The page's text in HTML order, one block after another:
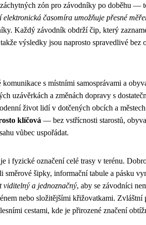
zón pro závodníky po doběhu —
elektronická časomíra umožňuje přesné
Každý závodník obdrží čip, který
výsledky jsou naprosto spravedlivé bez
s místními samosprávami a
uzávěrkách a změnách dopravy s
život lidí v dotčených obcích a
klíčová — bez vstřícnosti starostů,
vůbec uspořádat.
i fyzické označení celé trasy v terénu.
směrové šipky, informační tabule a pásku
viditelný a jednoznačný, aby se závodníci
nebo složitějšími křižovatkami. Zvláštní
cestami, kde je přirozené značení